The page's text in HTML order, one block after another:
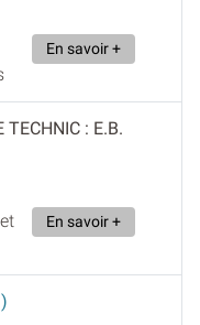
En savoir +
TECHNIC : E.B.
En savoir +